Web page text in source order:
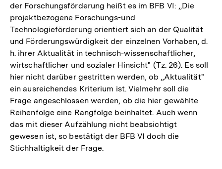
der Forschungsförderung heißt es im BFB VI: „Die
projektbezogene Forschungs-und
Technologieförderung orientiert sich an der Qualität
und Förderungswürdigkeit der einzelnen Vorhaben, d.
h. ihrer Aktualität in technisch-wissenschaftlicher,
wirtschaftlicher und sozialer Hinsicht" (Tz. 26). Es soll
hier nicht darüber gestritten werden, ob „Aktualität"
ein ausreichendes Kriterium ist. Vielmehr soll die
Frage angeschlossen werden, ob die hier gewählte
Reihenfolge eine Rangfolge beinhaltet. Auch wenn
das mit dieser Aufzählung nicht beabsichtigt
gewesen ist, so bestätigt der BFB VI doch die
Stichhaltigkeit der Frage.